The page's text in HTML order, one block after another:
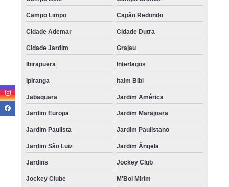
Campo Limpo Capão Redondo
Cidade Ademar Cidade Dutra
Cidade Jardim Grajau
Ibirapuera Interlagos
Ipiranga Itaim Bibi
Jabaquara Jardim América
Jardim Europa Jardim Marajoara
Jardim Paulista Jardim Paulistano
Jardim São Luiz Jardim Ângela
Jardins Jockey Club
Jockey Clube M'Boi Mirim